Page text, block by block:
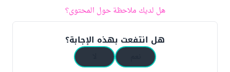
هل لديك ملاحظة حول المحتوى؟
هل انتفعت بهذه الإجابة؟